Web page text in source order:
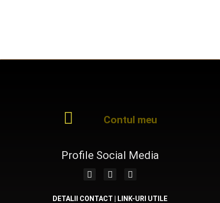
Contul meu
Profile Social Media
DETALII CONTACT | LINK-URI UTILE